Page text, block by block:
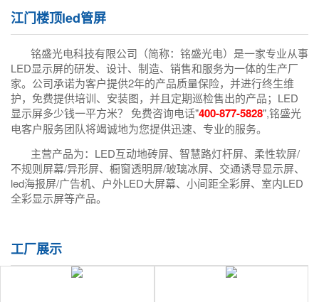
江门楼顶led管屏
铭盛光电科技有限公司（简称：铭盛光电）是一家专业从事
LED显示屏的研发、设计、制造、销售和服务为一体的生产厂
家。公司承诺为客户提供2年的产品质量保险，并进行终生维
护，免费提供培训、安装图，并且定期巡检售出的产品；LED
显示屏多少钱一平方米？ 免费咨询电话"400-877-5828",铭盛光
电客户服务团队将竭诚地为您提供迅速、专业的服务。
主营产品为：LED互动地砖屏、智慧路灯杆屏、柔性软屏/
不规则屏幕/异形屏、橱窗透明屏/玻璃冰屏、交通诱导显示屏、
led海报屏/广告机、户外LED大屏幕、小间距全彩屏、室内LED
全彩显示屏等产品。
工厂展示